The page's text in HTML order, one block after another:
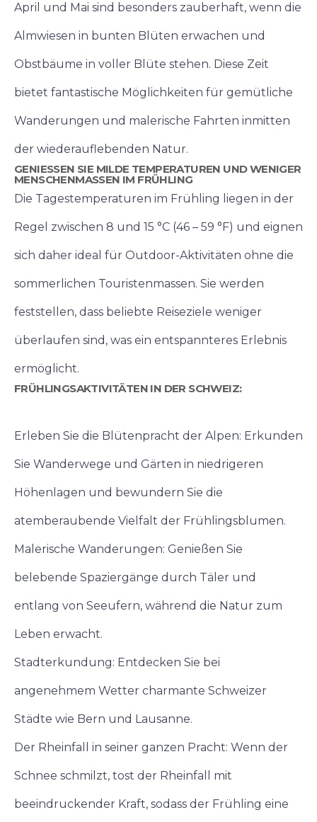
April und Mai sind besonders zauberhaft, wenn die
Almwiesen in bunten Blüten erwachen und
Obstbäume in voller Blüte stehen. Diese Zeit
bietet fantastische Möglichkeiten für gemütliche
Wanderungen und malerische Fahrten inmitten
der wiederauflebenden Natur.
GENIESSEN SIE MILDE TEMPERATUREN UND WENIGER M
ENSCHENMASSEN IM FRÜHLING
Die Tagestemperaturen im Frühling liegen in der
Regel zwischen 8 und 15 °C (46 – 59 °F) und eignen
sich daher ideal für Outdoor-Aktivitäten ohne die
sommerlichen Touristenmassen. Sie werden
feststellen, dass beliebte Reiseziele weniger
überlaufen sind, was ein entspannteres Erlebnis
ermöglicht.
FRÜHLINGSAKTIVITÄTEN IN DER SCHWEIZ:
Erleben Sie die Blütenpracht der Alpen: Erkunden
Sie Wanderwege und Gärten in niedrigeren
Höhenlagen und bewundern Sie die
atemberaubende Vielfalt der Frühlingsblumen.
Malerische Wanderungen: Genießen Sie
belebende Spaziergänge durch Täler und
entlang von Seeufern, während die Natur zum
Leben erwacht.
Stadterkundung: Entdecken Sie bei
angenehmem Wetter charmante Schweizer
Städte wie Bern und Lausanne.
Der Rheinfall in seiner ganzen Pracht: Wenn der
Schnee schmilzt, tost der Rheinfall mit
beeindruckender Kraft, sodass der Frühling eine